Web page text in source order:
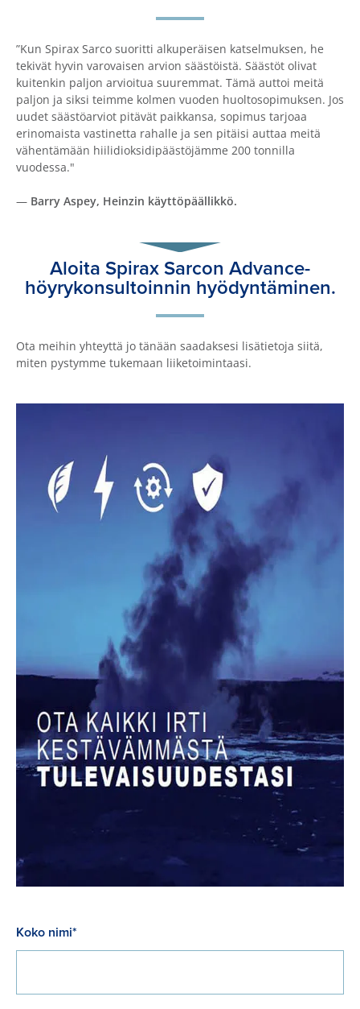
”Kun Spirax Sarco suoritti alkuperäisen katselmuksen, he
tekivät hyvin varovaisen arvion säästöistä. Säästöt olivat
kuitenkin paljon arvioitua suuremmat. Tämä auttoi meitä
paljon ja siksi teimme kolmen vuoden huoltosopimuksen. Jos
uudet säästöarviot pitävät paikkansa, sopimus tarjoaa
erinomaista vastinetta rahalle ja sen pitäisi auttaa meitä
vähentämään hiilidioksidipäästöjämme 200 tonnilla
vuodessa."
— Barry Aspey, Heinzin käyttöpäällikkö.
Aloita Spirax Sarcon Advance-
höyrykonsultoinnin hyödyntäminen.
Ota meihin yhteyttä jo tänään saadaksesi lisätietoja siitä,
miten pystymme tukemaan liiketoimintaasi.
Koko nimi*